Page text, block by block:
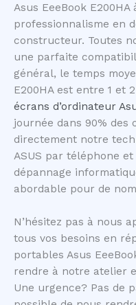
Asus EeeBook
professionnalisme en
constructeur. Toutes
une parfaite
général, le temps
E200HA est entre 1 et
écrans d’ordinateur
journée dans 90% des
directement notre
ASUS par téléphone
dépannage
abordable pour de
N’hésitez pas à nous
tous vos besoins en
portables Asus
rendre à notre atelier
Une urgence? Pas de